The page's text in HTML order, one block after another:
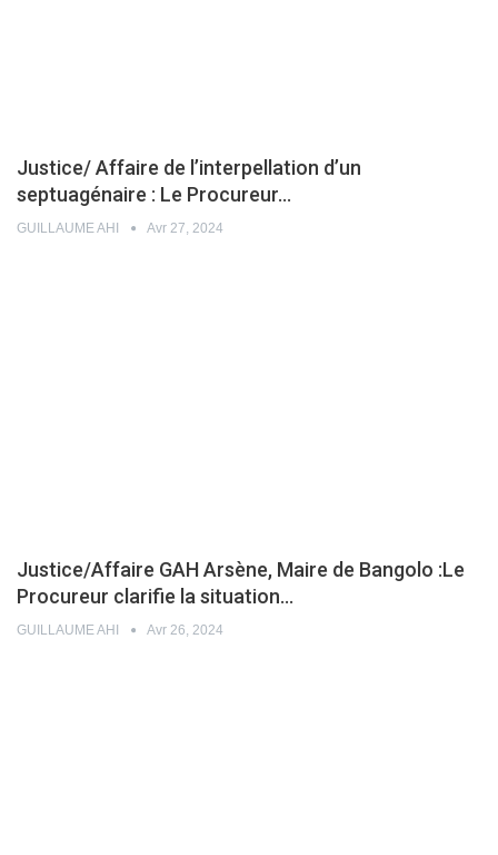
Justice/ Affaire de l’interpellation d’un
septuagénaire : Le Procureur…
GUILLAUME AHI Avr 27, 2024
Justice/Affaire GAH Arsène, Maire de Bangolo :Le
Procureur clarifie la situation…
GUILLAUME AHI Avr 26, 2024